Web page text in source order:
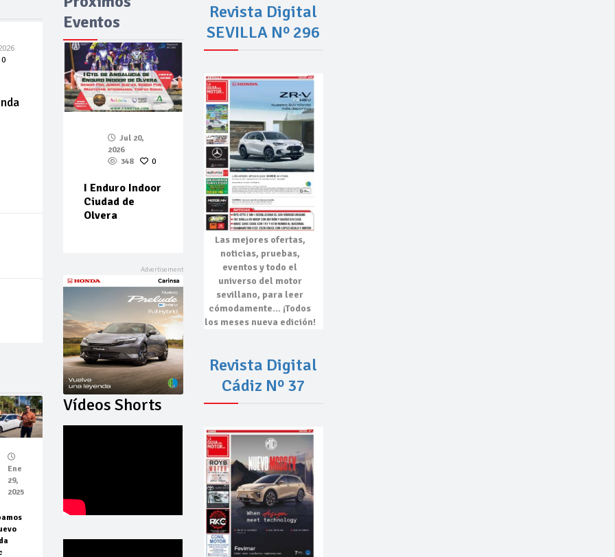
0
Ene
29,
2025
Eventos
Jul 20,
2026
348
0
I Enduro Indoor
Ciudad de
Olvera
Vídeos Shorts
Revista Digital
SEVILLA Nº 296
Las mejores ofertas,
noticias, pruebas,
eventosy todo el
universo del motor
sevillano, para leer
cómodamente… ¡Todos
los meses nueva edición!
Revista Digital
Cádiz Nº 37